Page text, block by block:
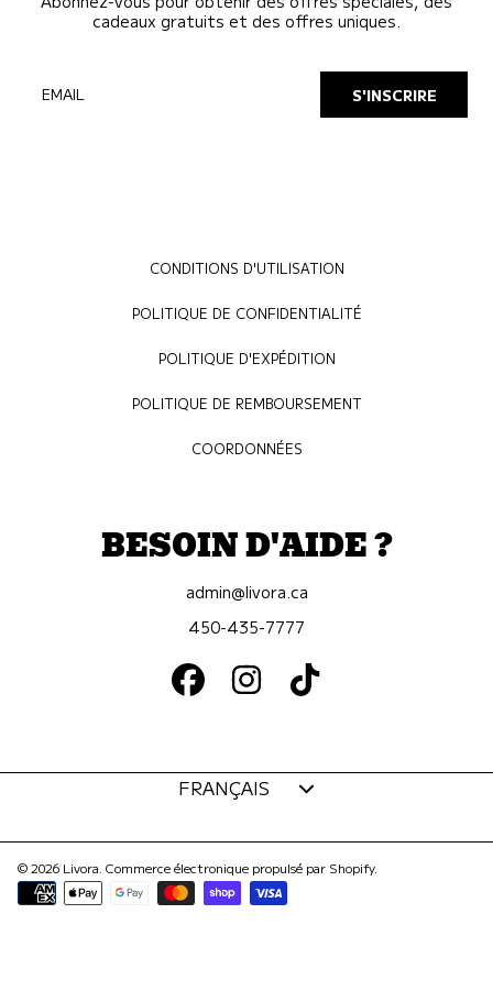
cadeaux gratuits et des offres uniques.
EMAIL S'INSCRIRE
CONDITIONS D'UTILISATION
POLITIQUE DE CONFIDENTIALITÉ
POLITIQUE D'EXPÉDITION
POLITIQUE DE REMBOURSEMENT
COORDONNÉES
BESOIN D'AIDE ?
admin@livora.ca
450-435-7777
FACEBOOKINSTAGRAMTIKTOK
© 2026 Livora. Commerce électronique propulsé par Shopify.
Modes
de
FRANÇAIS